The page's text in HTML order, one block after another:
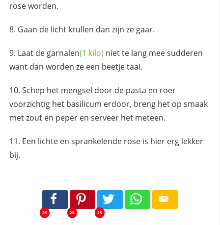
rose worden.
Gaan de licht krullen dan zijn ze gaar.
Laat degarnalen(1 kilo) niet te lang mee sudderen
want dan worden ze een beetje taai.
Schep het mengsel door de pasta en roer
voorzichtig het basilicum erdoor, breng het op smaak
met zout en peper en serveer het meteen.
Een lichte en sprankelende rose is hier erg lekker
bij.
25 25 25